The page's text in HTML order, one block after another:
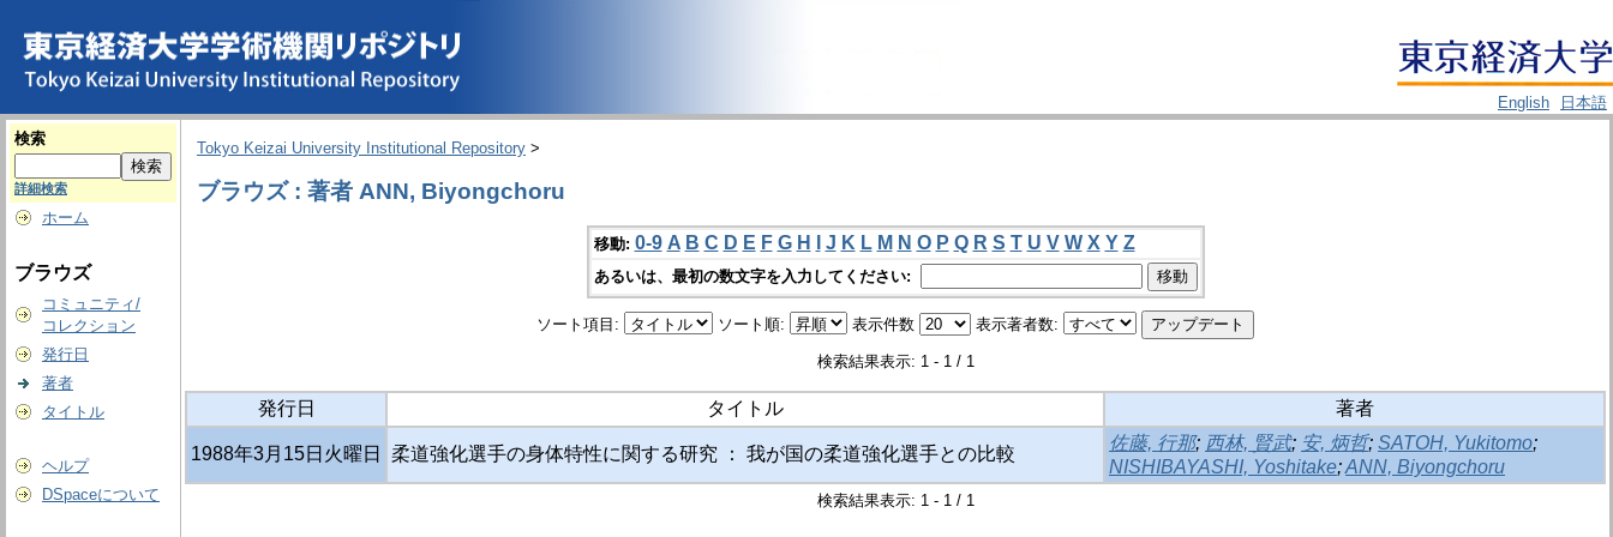
English
日本語
検索
詳細検索
ホーム
ブラウズ
コミュニティ/
コレクション
発行日
著者
タイトル
ヘルプ
DSpaceについて
Tokyo Keizai University Institutional Repository >
ブラウズ : 著者 ANN, Biyongchoru
移動: 0-9 A B C D E F G H J K L M N O P Q R S T U V W X Y Z
あるいは、最初の数文字を入力してください:
ソート項目: ソート順: 表示件数 表示著者数:
検索結果表示: 1 - 1 / 1
発行日 タイトル 著者
1988年3月15日火曜日 柔道強化選手の身体特性に関する研究 ： 我が国の柔道強化選手との比較
佐藤, 行那; 西林, 賢武; 安, 炳哲; SATOH, Yukitomo;
NISHIBAYASHI, Yoshitake;ANN, Biyongchoru
検索結果表示: 1 - 1 / 1